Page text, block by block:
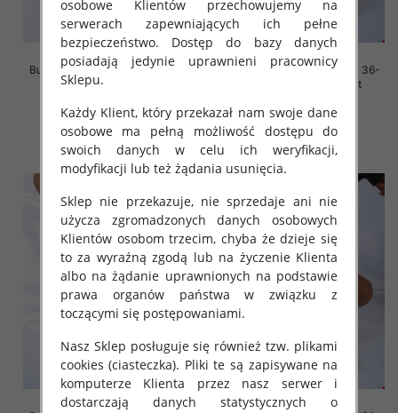
Buty sportowe damskie Roz 36-
41, 1 kolor Paczka 12 szt
45.00 zł
szczegóły
Buty sportowe damskie Roz 36-
41, 1 kolor Paczka 12 szt
45.00 zł
szczegóły
osobowe Klientów przechowujemy na
serwerach zapewniających ich pełne
bezpieczeństwo. Dostęp do bazy danych
posiadają jedynie uprawnieni pracownicy
Sklepu.
Każdy Klient, który przekazał nam swoje dane
osobowe ma pełną możliwość dostępu do
swoich danych w celu ich weryfikacji,
modyfikacji lub też żądania usunięcia.
Sklep nie przekazuje, nie sprzedaje ani nie
użycza zgromadzonych danych osobowych
Klientów osobom trzecim, chyba że dzieje się
to za wyraźną zgodą lub na życzenie Klienta
albo na żądanie uprawnionych na podstawie
prawa organów państwa w związku z
toczącymi się postępowaniami.
Nasz Sklep posługuje się również tzw. plikami
cookies (ciasteczka). Pliki te są zapisywane na
komputerze Klienta przez nasz serwer i
dostarczają danych statystycznych o